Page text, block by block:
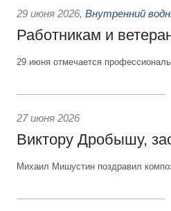
29 июня 2026, Внутренний
Работникам и
29 июня отмечается
27 июня 2026
Виктору Дробышу,
Михаил Мишустин поздравил